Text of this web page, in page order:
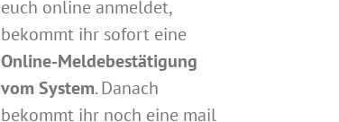
euch online anmeldet,
bekommt ihr sofort eine
Online-Meldebestätigung
vom System. Danach
bekommt ihr noch eine mail